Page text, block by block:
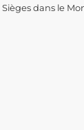
Sièges dans le